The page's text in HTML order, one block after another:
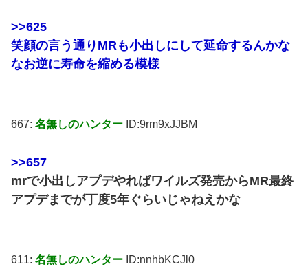
>>625
笑顔の言う通りMRも小出しにして延命するんかな
なお逆に寿命を縮める模様
667: 名無しのハンター ID:9rm9xJJBM
>>657
mrで小出しアプデやればワイルズ発売からMR最終
アプデまでが丁度5年ぐらいじゃねえかな
611: 名無しのハンター ID:nnhbKCJl0